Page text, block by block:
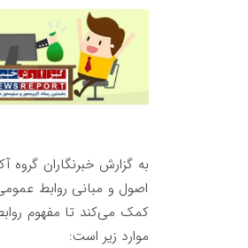
به گزارش خبرنگاران گروه
اصول و مبانی روابط
کمک می‌کند تا مفهوم
موارد زیر است: